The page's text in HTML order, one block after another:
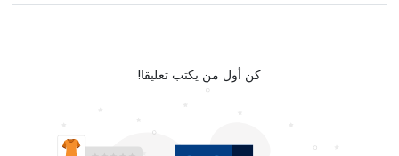
كن أول من يكتب تعليقا!